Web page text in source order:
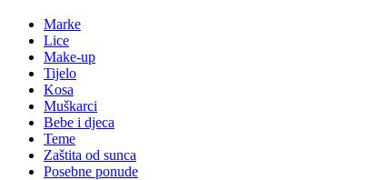
Marke
Lice
Make-up
Tijelo
Kosa
Muškarci
Bebe i djeca
Teme
Zaštita od sunca
Posebne ponude